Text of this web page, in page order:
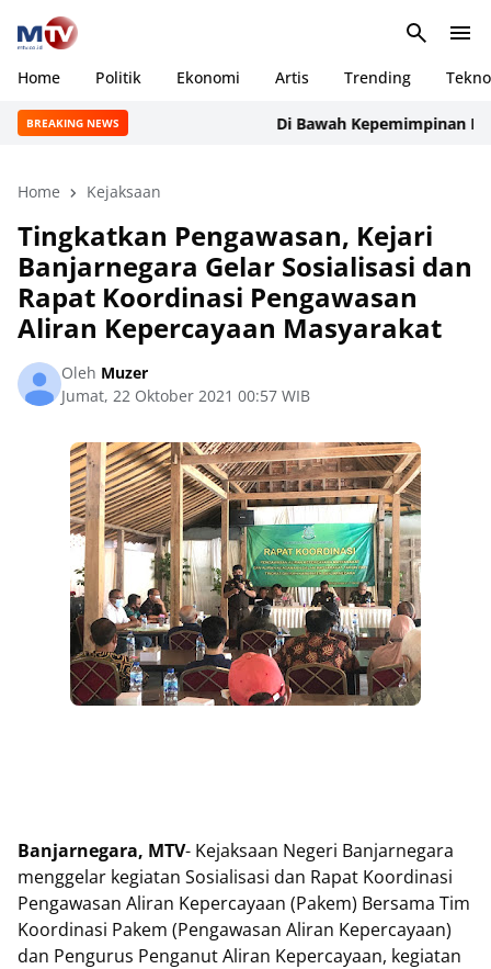
Home Politik Ekonomi Artis Trending Tekno
BREAKING NEWS Di Bawah Kepemimpinan Rudi
Home Kejaksaan
Tingkatkan Pengawasan, Kejari
Banjarnegara Gelar Sosialisasi dan
Rapat Koordinasi Pengawasan
Aliran Kepercayaan Masyarakat
Oleh Muzer
Jumat, 22 Oktober 2021 00:57 WIB
Banjarnegara, MTV- Kejaksaan Negeri Banjarnegara
menggelar kegiatan Sosialisasi dan Rapat Koordinasi
Pengawasan Aliran Kepercayaan (Pakem) Bersama Tim
Koordinasi Pakem (Pengawasan Aliran Kepercayaan)
dan Pengurus Penganut Aliran Kepercayaan, kegiatan